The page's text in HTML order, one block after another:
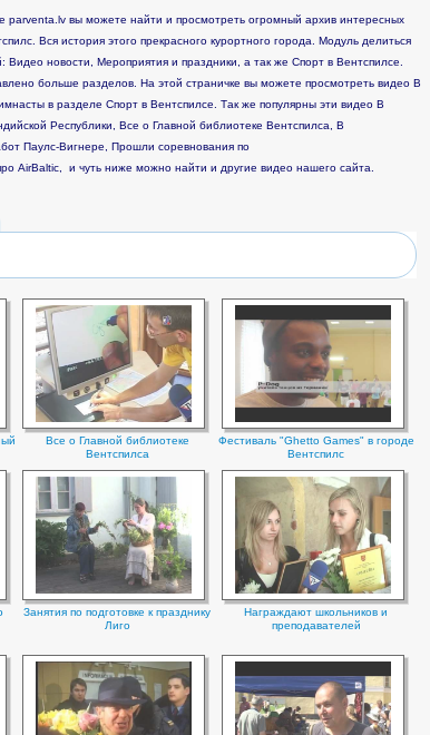
вы можете найти и просмотреть огромный архив интересных
Вся история этого прекрасного курортного города. Модуль делиться
Видео новости, Мероприятия и праздники, а так же Спорт в Вентспилсе.
больше разделов. На этой страничке вы можете просмотреть видео В
в разделе Спорт в Вентспилсе. Так же популярны эти видео В
Республики, Все о Главной библиотеке Вентспилса, В
Паулс-Вигнере, Прошли соревнования по
AirBaltic, и чуть ниже можно найти и другие видео нашего сайта.
Все о Главной библиотеке
Вентспилса
Фестиваль "Ghetto Games" в городе
Вентспилс
Занятия по подготовке к празднику
Лиго
Награждают школьников и
преподавателей